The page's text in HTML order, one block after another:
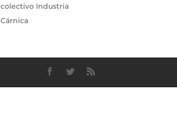
colectivo Industria
Cárnica